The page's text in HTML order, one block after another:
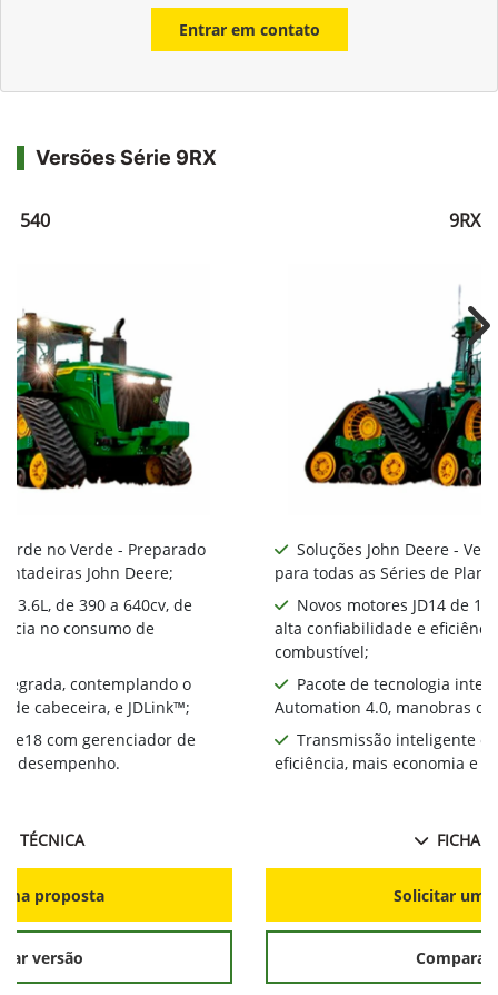
Entrar em contato
Versões Série 9RX
540
no Verde - Preparado
John Deere;
13.6L, de 390 a 640cv, de
no consumo de
contemplando o
de cabeceira, e JDLink™;
e18 com gerenciador de
desempenho.
TÉCNICA
proposta
versão
9RX
Soluções John Deere -
para todas as Séries de
Novos motores JD14 de
alta confiabilidade e
combustível;
Pacote de tecnologia
Automation 4.0, manobras
Transmissão inteligente
eficiência, mais economia e
FICHA
Solicitar
Comparar